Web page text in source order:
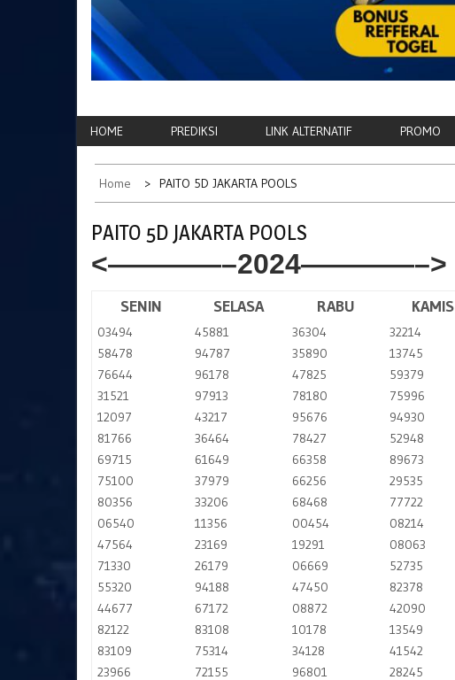
HOME PREDIKSI LINK ALTERNATIF PROMO
Home PAITO 5D JAKARTA POOLS
PAITO 5D JAKARTA POOLS
<————–2024————–>
SENIN SELASA RABU KAMIS
03494 45881 36304 32214
58478
94787 35890 13745
76644
96178 47825 59379
31521
97913 78180 75996
12097
43217 95676 94930
81766
36464 78427 52948
69715
61649 66358 89673
75100
37979 66256 29535
80356
33206 68468 77722
06540
11356 00454 08214
47564
23169 19291 08063
71330
26179 06669 52735
55320
94188 47450 82378
44677
67172 08872 42090
82122
83108 10178 13549
83109
75314 34128 41542
23966
72155 96801 28245